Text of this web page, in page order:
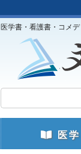
医学書・看護書・コメ
医学